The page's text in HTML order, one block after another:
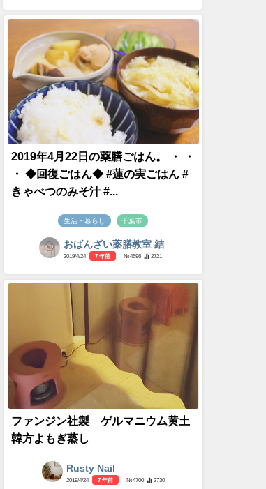
2019年4月22日の薬膳ごはん。 ・ ・
・ ◆回復ごはん◆ #蓮の実ごはん #
きゃべつのみそ汁 #...
生活・暮らし 千葉市
おばんざい薬膳教室 結
2019/4/24 7 年前 - №4696 2721
ファンジン社製 ゲルマニウム黄土
韓方よもぎ蒸し
Rusty Nail
2019/4/24 7 年前 - №4700 2730